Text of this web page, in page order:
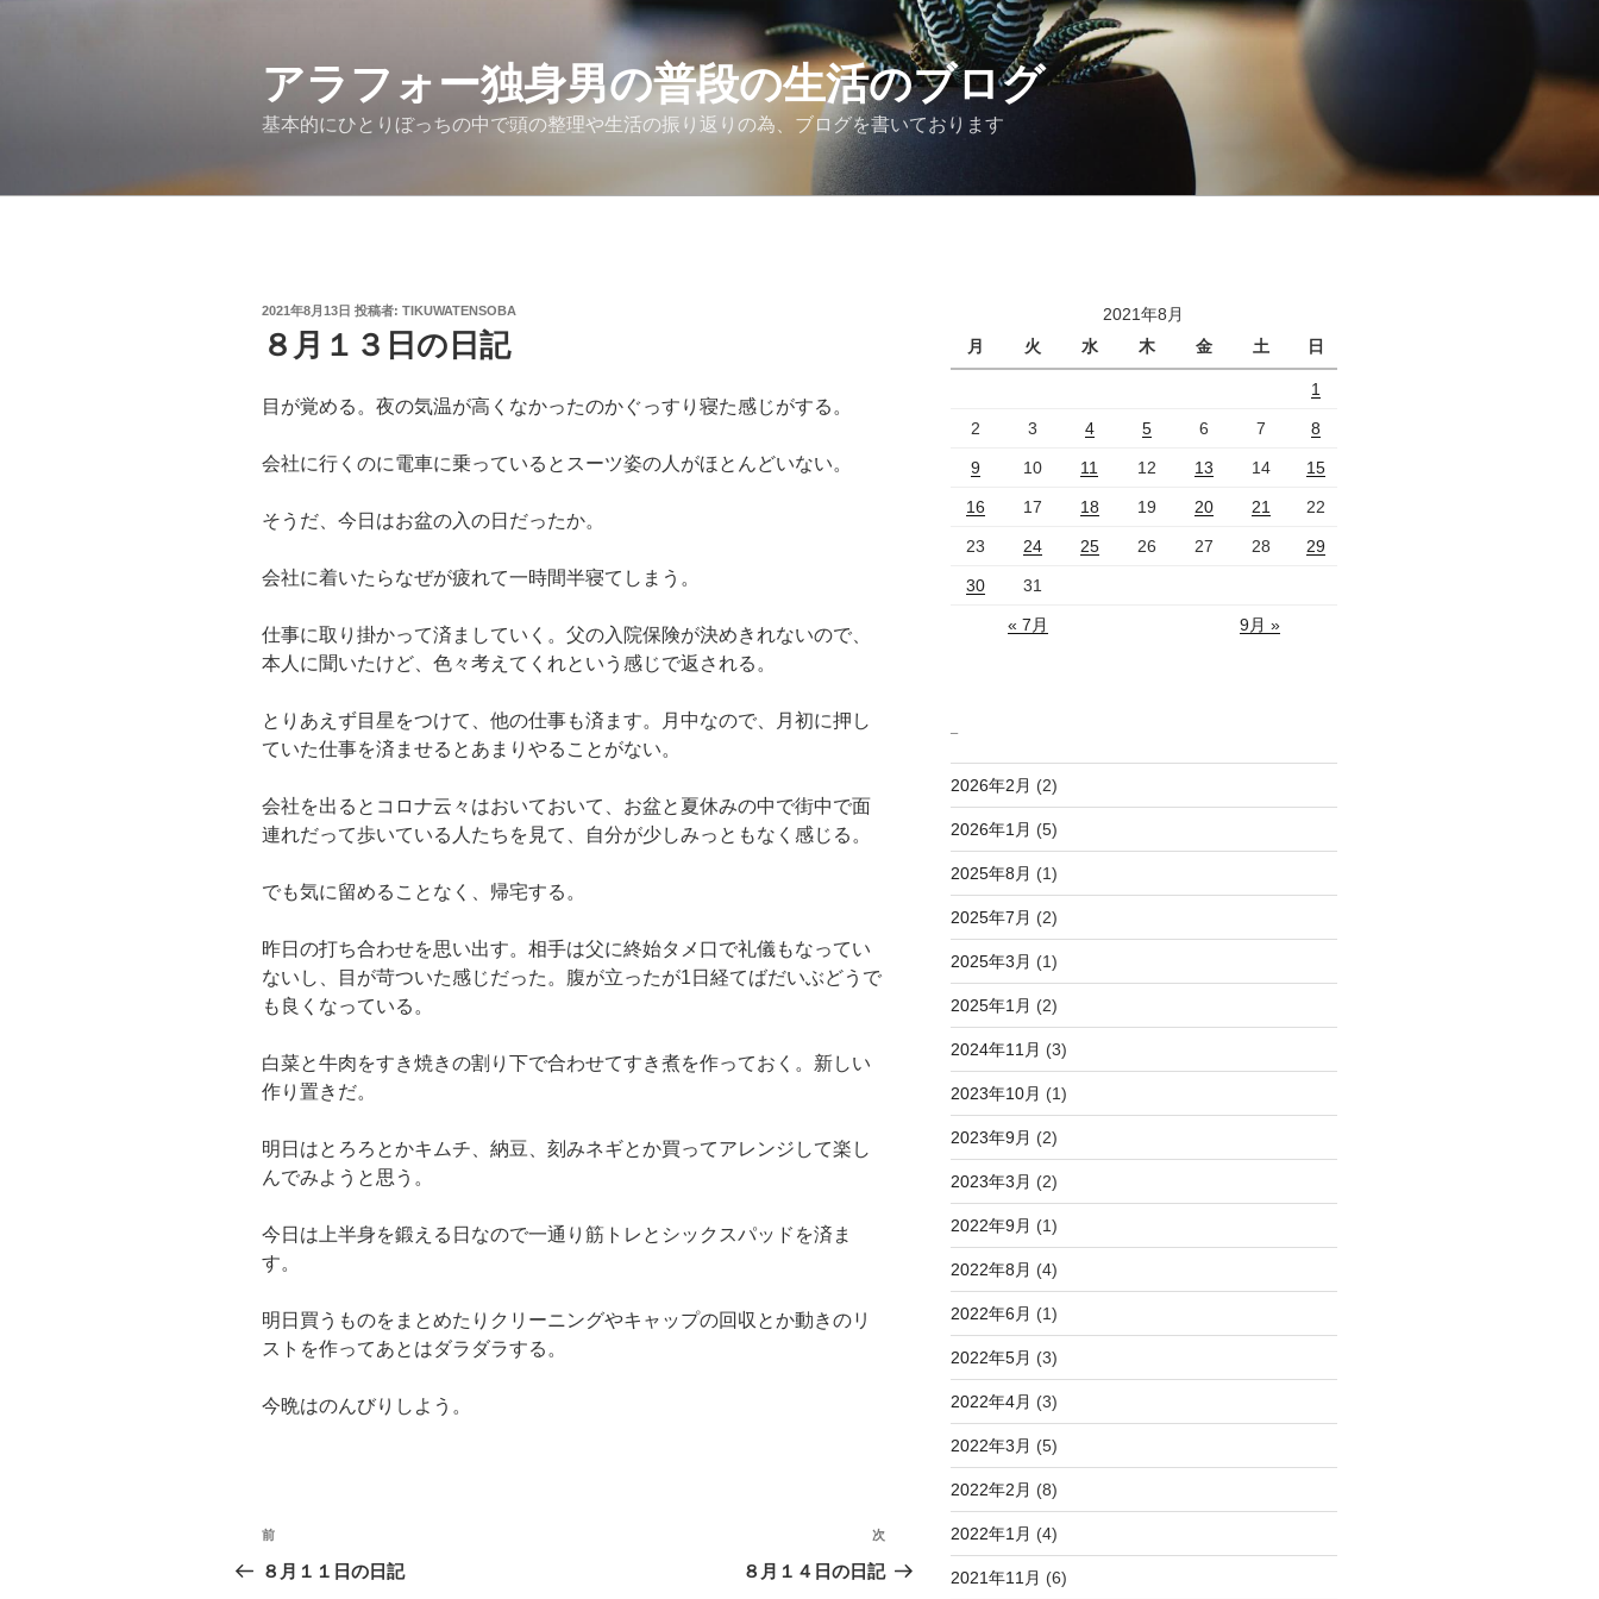
アラフォー独身男の普段の生活のブログ
基本的にひとりぼっちの中で頭の整理や生活の振り返りの為、ブログを書いております
投
日:
2021年8月13日 投稿者: TIKUWATENSOBA
８月１３日の日記
目が覚める。夜の気温が高くなかったのかぐっすり寝た感じがする。
会社に行くのに電車に乗っているとスーツ姿の人がほとんどいない。
そうだ、今日はお盆の入の日だったか。
会社に着いたらなぜが疲れて一時間半寝てしまう。
仕事に取り掛かって済ましていく。父の入院保険が決めきれないので、
本人に聞いたけど、色々考えてくれという感じで返される。
とりあえず目星をつけて、他の仕事も済ます。月中なので、月初に押し
ていた仕事を済ませるとあまりやることがない。
会社を出るとコロナ云々はおいておいて、お盆と夏休みの中で街中で面
連れだって歩いている人たちを見て、自分が少しみっともなく感じる。
でも気に留めることなく、帰宅する。
昨日の打ち合わせを思い出す。相手は父に終始タメ口で礼儀もなってい
ないし、目が苛ついた感じだった。腹が立ったが1日経てばだいぶどうで
も良くなっている。
白菜と牛肉をすき焼きの割り下で合わせてすき煮を作っておく。新しい
作り置きだ。
明日はとろろとかキムチ、納豆、刻みネギとか買ってアレンジして楽し
んでみようと思う。
今日は上半身を鍛える日なので一通り筋トレとシックスパッドを済ま
す。
明日買うものをまとめたりクリーニングやキャップの回収とか動きのリ
ストを作ってあとはダラダラする。
今晩はのんびりしよう。
投
稿
過
去
前
８月１１日の日記
の
次
８月１４日の日記
2021年8月
月
火 水 木 金 土 日
1
2 3 4 5 6 7 8
9 10 11 12 13 14 15
16 17 18 19 20 21 22
23 24 25 26 27 28 29
30 31
« 7月 9月 »
2026年2月 (2)
2026年1月 (5)
2025年8月 (1)
2025年7月 (2)
2025年3月 (1)
2025年1月 (2)
2024年11月 (3)
2023年10月 (1)
2023年9月 (2)
2023年3月 (2)
2022年9月 (1)
2022年8月 (4)
2022年6月 (1)
2022年5月 (3)
2022年4月 (3)
2022年3月 (5)
2022年2月 (8)
2022年1月 (4)
2021年11月 (6)